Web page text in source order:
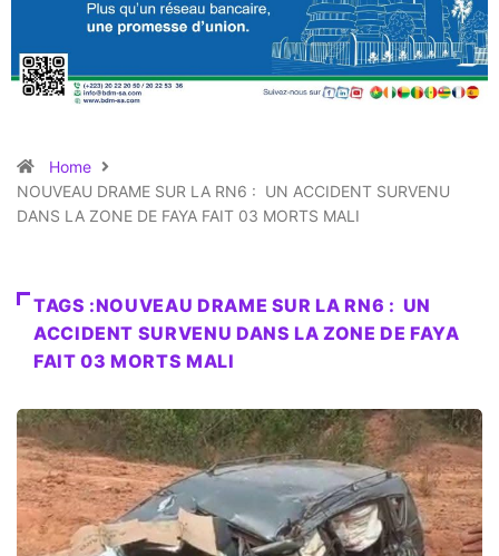
Home
NOUVEAU DRAME SUR LA RN6 : UN ACCIDENT SURVENU
DANS LA ZONE DE FAYA FAIT 03 MORTS MALI
TAGS :NOUVEAU DRAME SUR LA RN6 : UN
ACCIDENT SURVENU DANS LA ZONE DE FAYA
FAIT 03 MORTS MALI